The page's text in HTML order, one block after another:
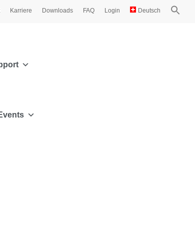
Karriere Downloads FAQ Login Deutsch